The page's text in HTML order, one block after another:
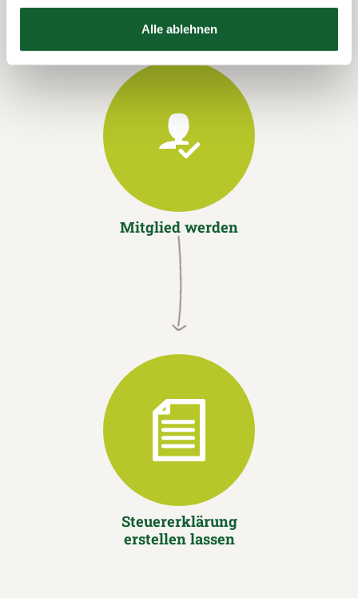
Alle ablehnen
Mitglied werden
Steuererklärung
erstellen lassen